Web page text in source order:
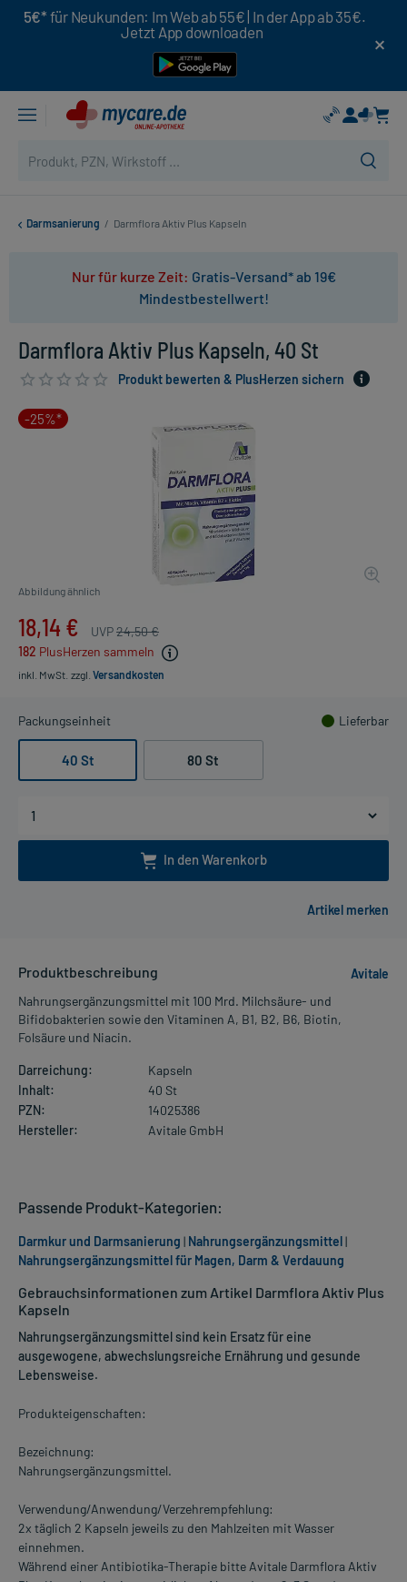
5€* für Neukunden: Im Web ab 55€ | In der App ab 35€.
Jetzt App downloaden
Darmsanierung / Darmflora Aktiv Plus Kapseln
Nur für kurze Zeit: Gratis-Versand* ab 19€
Mindestbestellwert!
Darmflora Aktiv Plus Kapseln, 40 St
Produkt bewerten & PlusHerzen sichern
-25%*
Abbildung ähnlich
18,14 € UVP24,50 €
182 PlusHerzen sammeln
inkl. MwSt. zzgl. Versandkosten
Packungseinheit Lieferbar
40 St 80 St
In den Warenkorb
Produktbeschreibung
Avitale
Nahrungsergänzungsmittel mit 100 Mrd. Milchsäure- und
Bifidobakterien sowie den Vitaminen A, B1, B2, B6, Biotin,
Folsäure und Niacin.
Darreichung:
Kapseln
Inhalt:
40 St
PZN:
14025386
Hersteller:
Avitale GmbH
Gebrauchsinformationen zum Artikel Darmflora Aktiv Plus
Kapseln
Nahrungsergänzungsmittel sind kein Ersatz für eine
ausgewogene, abwechslungsreiche Ernährung und gesunde
Lebensweise.
Produkteigenschaften:
Bezeichnung:
Nahrungsergänzungsmittel.
Verwendung/Anwendung/Verzehrempfehlung:
2x täglich 2 Kapseln jeweils zu den Mahlzeiten mit Wasser
einnehmen.
Während einer Antibiotika-Therapie bitte Avitale Darmflora Aktiv
Passende Produkt-Kategorien:
Darmkur und Darmsanierung | Nahrungsergänzungsmittel|
Nahrungsergänzungsmittel für Magen, Darm & Verdauung